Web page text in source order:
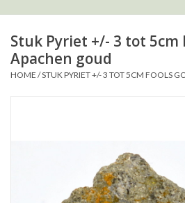
Nieuw
Sieraden
Prepareerbenodigdheden
Stuk Pyriet +/- 3 tot 5cm
Apachen goud
HOME /STUK PYRIET +/- 3 TOT 5CM FOOLS